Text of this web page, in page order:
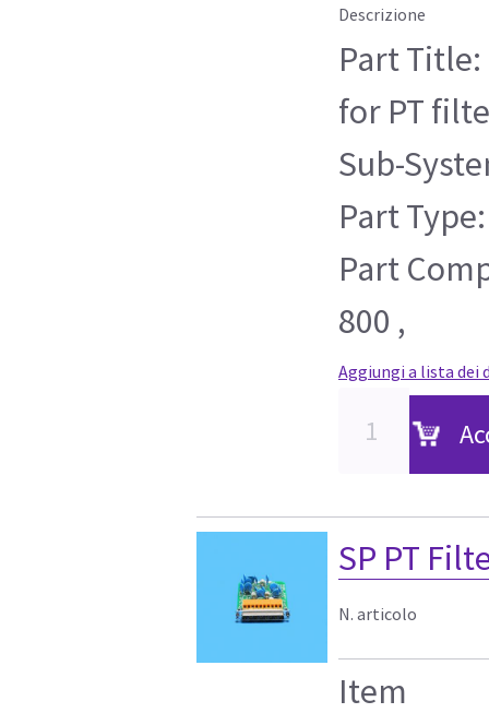
Descrizione
Part
for PT
Sub-
Part
Part
800 ,
Aggiungi a lista dei
SP PT
N. articolo
Item